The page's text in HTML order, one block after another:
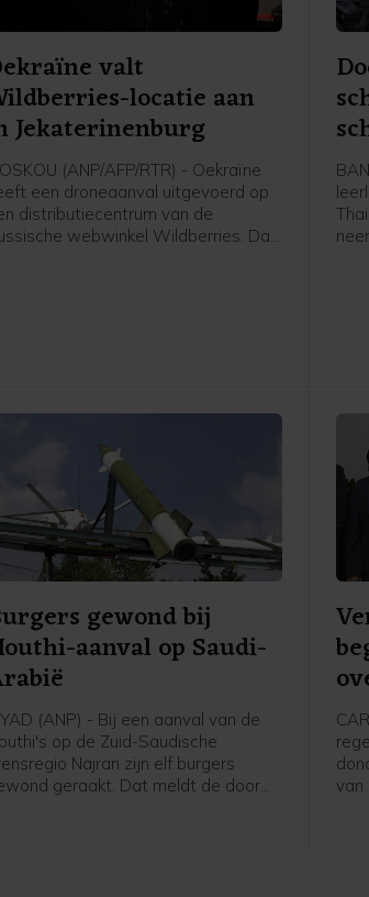
valt
locatie aan
Jekaterinenburg
(ANP/AFP/RTR) - Oekraïne
een droneaanval uitgevoerd op
distributiecentrum van de
webwinkel Wildberries. Dat
gewond bij
aanval op Saudi-
(ANP) - Bij een aanval van de
op de Zuid-Saudische
Najran zijn elf burgers
geraakt. Dat meldt de door
van